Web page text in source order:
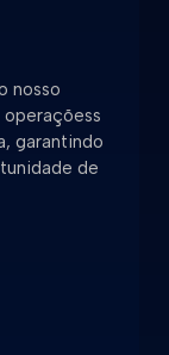
nosso
operaçõess
garantindo
de